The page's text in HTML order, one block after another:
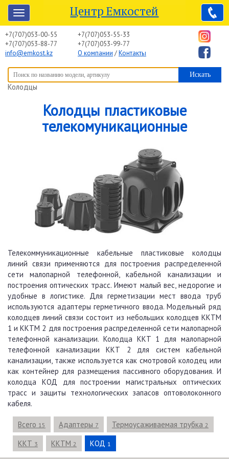
Центр Емкостей
+7(707)053-00-55
+7(707)053-88-77
info@emkost.kz
+7(707)053-55-33
+7(707)053-99-77
О компании /Контакты
Вы здесь:Центр Емкостей→ Емкостное оборудование→
Колодцы
Колодцы пластиковые
телекомуникационные
Телекоммуникационные кабельные пластиковые колодцы
линий связи применяются для построения распределенной
сети малопарной телефонной, кабельной канализации и
построения оптических трасс. Имеют малый вес, недорогие и
удобные в логистике. Для герметизации мест ввода труб
используются адаптеры герметичного ввода. Модельный ряд
колодцев линий связи состоит из небольших колодцев ККТМ
1 и ККТМ 2 для построения распределенной сети малопарной
телефонной канализации. Колодца ККТ 1 для малопарной
телефонной канализации ККТ 2 для систем кабельной
канализации, также используется как смотровой колодец или
как контейнер для размещения пассивного оборудования. И
колодца КОД для построении магистральных оптических
трасс и защиты технологических запасов оптоволоконного
кабеля.
Всего 15 Адаптеры 7 Термоусаживаемая трубка 2
ККТ 3 ККТМ 2 КОД 1